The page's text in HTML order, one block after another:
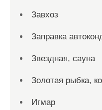
Завхоз
Заправка
Звездная, сауна
Золотая рыбка,
Игмар